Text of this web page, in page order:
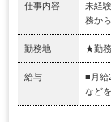
仕事内容
未経
務か
勤務地 ★勤
給与
■月給
など